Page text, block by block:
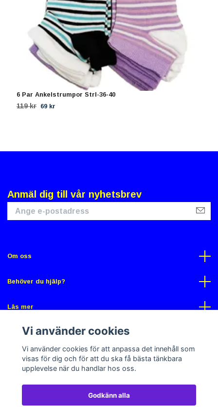
6 Par Ankelstrumpor Strl-36-40
119 kr 69 kr
Anmäl dig till vår nyhetsbrev
Om oss
Behöver du hjälp?
Läs mer
Sociala medier
Vi använder cookies
Vi använder cookies för att anpassa det innehåll som
visas för dig och för att du ska få bästa tänkbara
upplevelse när du handlar hos oss.
Godkänn alla